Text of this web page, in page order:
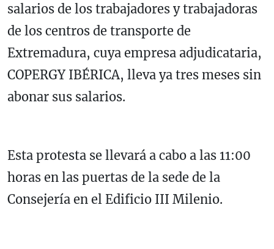
salarios de los trabajadores y trabajadoras
de los centros de transporte de
Extremadura, cuya empresa adjudicataria,
COPERGY IBÉRICA, lleva ya tres meses sin
abonar sus salarios.
Esta protesta se llevará a cabo a las 11:00
horas en las puertas de la sede de la
Consejería en el Edificio III Milenio.